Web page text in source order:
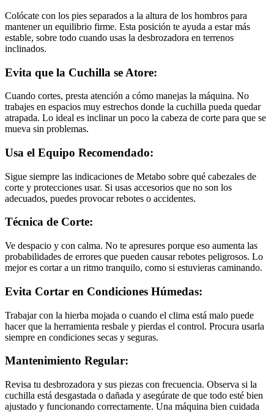
Colócate con los pies separados a la altura de los hombros para
mantener un equilibrio firme. Esta posición te ayuda a estar más
estable, sobre todo cuando usas la desbrozadora en terrenos
inclinados.
Evita que la Cuchilla se Atore:
Cuando cortes, presta atención a cómo manejas la máquina. No
trabajes en espacios muy estrechos donde la cuchilla pueda quedar
atrapada. Lo ideal es inclinar un poco la cabeza de corte para que se
mueva sin problemas.
Usa el Equipo Recomendado:
Sigue siempre las indicaciones de Metabo sobre qué cabezales de
corte y protecciones usar. Si usas accesorios que no son los
adecuados, puedes provocar rebotes o accidentes.
Técnica de Corte:
Ve despacio y con calma. No te apresures porque eso aumenta las
probabilidades de errores que pueden causar rebotes peligrosos. Lo
mejor es cortar a un ritmo tranquilo, como si estuvieras caminando.
Evita Cortar en Condiciones Húmedas:
Trabajar con la hierba mojada o cuando el clima está malo puede
hacer que la herramienta resbale y pierdas el control. Procura usarla
siempre en condiciones secas y seguras.
Mantenimiento Regular:
Revisa tu desbrozadora y sus piezas con frecuencia. Observa si la
cuchilla está desgastada o dañada y asegúrate de que todo esté bien
ajustado y funcionando correctamente. Una máquina bien cuidada